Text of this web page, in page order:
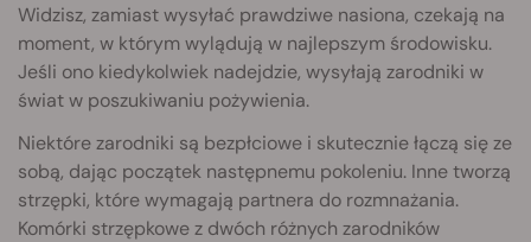
Widzisz, zamiast wysyłać prawdziwe nasiona, czekają na
moment, w którym wylądują w najlepszym środowisku.
Jeśli ono kiedykolwiek nadejdzie, wysyłają zarodniki w
świat w poszukiwaniu pożywienia.
Niektóre zarodniki są bezpłciowe i skutecznie łączą się ze
sobą, dając początek następnemu pokoleniu. Inne tworzą
strzępki, które wymagają partnera do rozmnażania.
Komórki strzępkowe z dwóch różnych zarodników